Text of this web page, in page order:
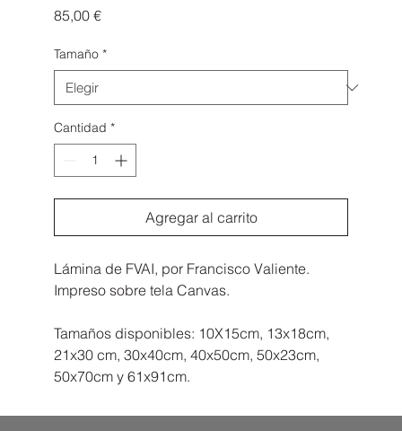
85,00 €Precio
Tamaño *
Cantidad *
Agregar al carrito
Lámina de FVAI, por Francisco Valiente.
Impreso sobre tela Canvas.
Tamaños disponibles: 10X15cm, 13x18cm,
21x30 cm, 30x40cm, 40x50cm, 50x23cm,
50x70cm y 61x91cm.